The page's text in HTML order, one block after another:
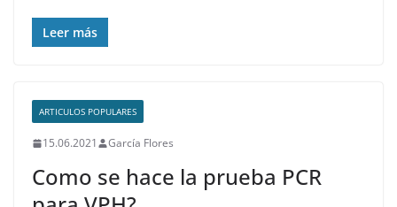
Leer más
ARTICULOS POPULARES
15.06.2021 García Flores
Como se hace la prueba PCR